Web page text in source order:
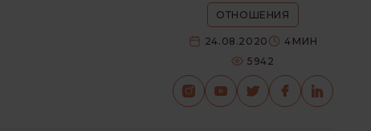
ОТНОШЕНИЯ
24.08.2020 4 МИН
5942